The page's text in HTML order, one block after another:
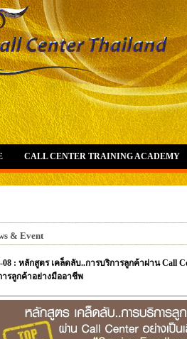
CALL CENTER TRAINING ACADEMY
& Event
08 : หลักสูตร เคล็ดลับ..การบริการลูกค้าผ่าน Call
ารลูกค้าอย่างมืออาชีพ